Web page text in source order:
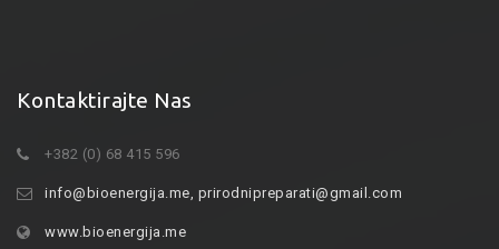
Kontaktirajte Nas
+382 (0) 68 415 596
info@bioenergija.me prirodnipreparati@gmail.com
www.bioenergija.me